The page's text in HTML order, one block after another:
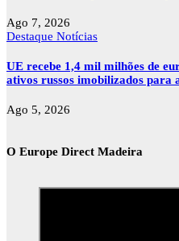
Ago 7, 2026
Destaque Notícias
UE recebe 1,4 mil milhões de
ativos russos imobilizados para
Ago 5, 2026
O Europe Direct Madeira